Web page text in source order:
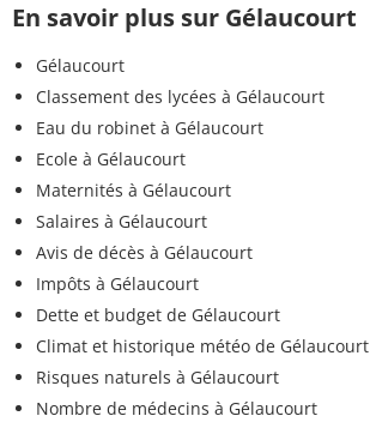
En savoir plus sur Gélaucourt
Gélaucourt
Classement des lycées à Gélaucourt
Eau du robinet à Gélaucourt
Ecole à Gélaucourt
Maternités à Gélaucourt
Salaires à Gélaucourt
Avis de décès à Gélaucourt
Impôts à Gélaucourt
Dette et budget de Gélaucourt
Climat et historique météo de Gélaucourt
Risques naturels à Gélaucourt
Nombre de médecins à Gélaucourt